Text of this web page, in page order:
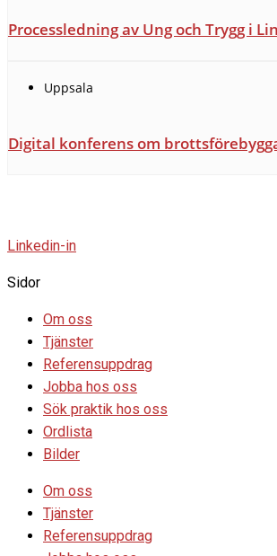
Processledning av Ung och Trygg i
Uppsala
Digital konferens om
Linkedin-in
Sidor
Om oss
Tjänster
Referensuppdrag
Jobba hos oss
Sök praktik hos oss
Ordlista
Bilder
Om oss
Tjänster
Referensuppdrag